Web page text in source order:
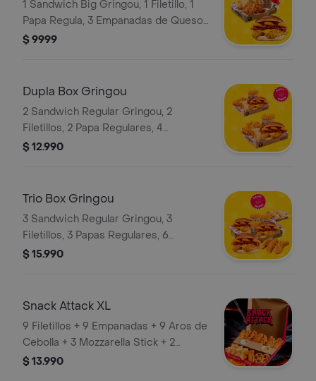
1 Sandwich Big Gringou, 1 Filetillo, 1
Papa Regula, 3 Empanadas de Queso
Snack, 1 Bebida en Lata
$ 9999
Dupla Box Gringou
2 Sandwich Regular Gringou, 2
Filetillos, 2 Papa Regulares, 4
Empanadas de Queso Snack
$ 12.990
Trio Box Gringou
3 Sandwich Regular Gringou, 3
Filetillos, 3 Papas Regulares, 6
Empanadas de Queso Snack
$ 15.990
Snack Attack XL
9 Filetillos + 9 Empanadas + 9 Aros de
Cebolla + 3 Mozzarella Stick + 2
Salsas a elección
$ 13.990